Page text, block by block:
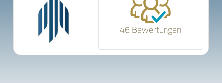
46 Bewertungen